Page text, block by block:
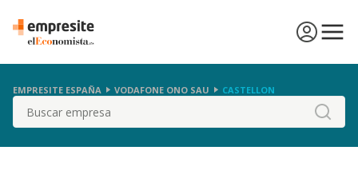
EMPRESITE ESPAÑA VODAFONE ONO SAU CASTELLON
Buscar